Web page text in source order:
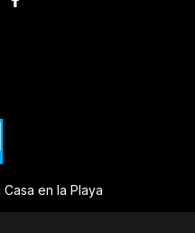
en la Playa